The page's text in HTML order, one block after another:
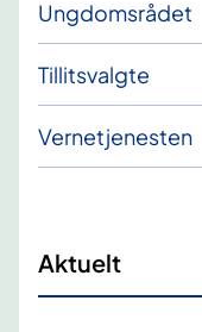
Ungdomsrådet
Tillitsvalgte
Vernetjenesten
Aktuelt